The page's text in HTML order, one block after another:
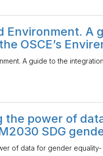
Environment. A
OSCE’s
A guide to the
the power of
SDG
of data for gender